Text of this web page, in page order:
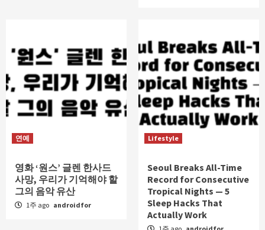
연예
영화 ‘원스’ 글렌 한사드
사망, 우리가 기억해야 할
그의 음악 유산
1주 ago androidfor
Lifestyle
Seoul Breaks All-Time
Record for Consecutive
Tropical Nights — 5
Sleep Hacks That
Actually Work